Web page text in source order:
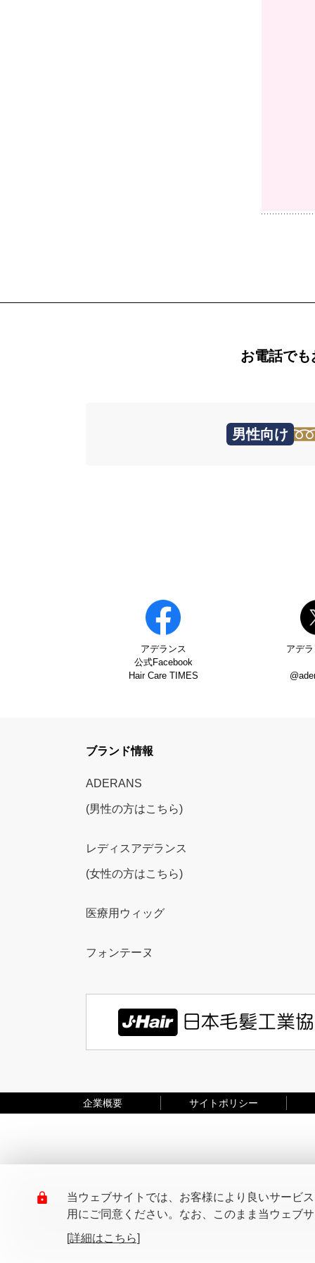
お電話で
男性向け
アデランス
公式Facebook
Hair Care TIMES
アデ
ブランド情報
ADERANS
(男性の方はこちら)
レディスアデランス
(女性の方はこちら)
医療用ウィッグ
フォンテーヌ
企業概要 サイトポリシー
当ウェブサイトでは、お客様により良いサービ
用にご同意ください。なお、このまま当ウェブ
[詳細はこちら]